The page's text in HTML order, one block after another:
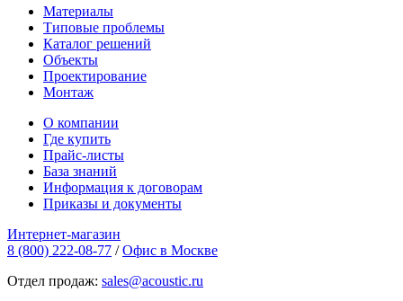
Материалы
Типовые проблемы
Каталог решений
Объекты
Проектирование
Монтаж
О компании
Где купить
Прайс-листы
База знаний
Информация к договорам
Приказы и документы
Интернет-магазин
8 (800) 222-08-77 / Офис в Москве
Отдел продаж: sales@acoustic.ru